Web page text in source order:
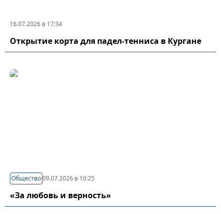
16.07.2026 в 17:34
Открытие корта для падел-тенниса в Кургане
Общество09.07.2026 в 10:25
«За любовь и верность»